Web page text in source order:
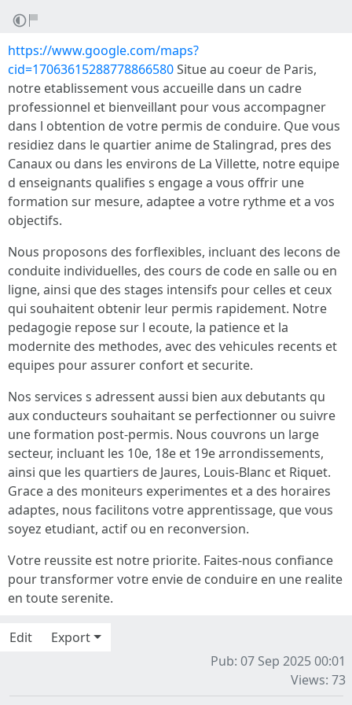
https://www.google.com/maps?
cid=17063615288778866580Situe au coeur de Paris,
notre etablissement vous accueille dans un cadre
professionnel et bienveillant pour vous accompagner
dans l obtention de votre permis de conduire. Que vous
residiez dans le quartier anime de Stalingrad, pres des
Canaux ou dans les environs de La Villette, notre equipe
d enseignants qualifies s engage a vous offrir une
formation sur mesure, adaptee a votre rythme et a vos
objectifs.
Nous proposons des forflexibles, incluant des lecons de
conduite individuelles, des cours de code en salle ou en
ligne, ainsi que des stages intensifs pour celles et ceux
qui souhaitent obtenir leur permis rapidement. Notre
pedagogie repose sur l ecoute, la patience et la
modernite des methodes, avec des vehicules recents et
equipes pour assurer confort et securite.
Nos services s adressent aussi bien aux debutants qu
aux conducteurs souhaitant se perfectionner ou suivre
une formation post-permis. Nous couvrons un large
secteur, incluant les 10e, 18e et 19e arrondissements,
ainsi que les quartiers de Jaures, Louis-Blanc et Riquet.
Grace a des moniteurs experimentes et a des horaires
adaptes, nous facilitons votre apprentissage, que vous
soyez etudiant, actif ou en reconversion.
Votre reussite est notre priorite. Faites-nous confiance
pour transformer votre envie de conduire en une realite
en toute serenite.
Edit
Export
Pub: 07 Sep 2025 00:01
Views: 73